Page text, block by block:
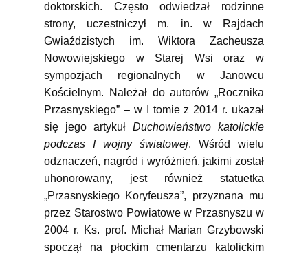
doktorskich. Często odwiedzał rodzinne
strony, uczestniczył m. in. w Rajdach
Gwiaździstych im. Wiktora Zacheusza
Nowowiejskiego w Starej Wsi oraz w
sympozjach regionalnych w Janowcu
Kościelnym. Należał do autorów „Rocznika
Przasnyskiego” – w I tomie z 2014 r. ukazał
się jego artykuł Duchowieństwo katolickie
podczas I wojny światowej. Wśród wielu
odznaczeń, nagród i wyróżnień, jakimi został
uhonorowany, jest również statuetka
„Przasnyskiego Koryfeusza”, przyznana mu
przez Starostwo Powiatowe w Przasnyszu w
2004 r. Ks. prof. Michał Marian Grzybowski
spoczął na płockim cmentarzu katolickim